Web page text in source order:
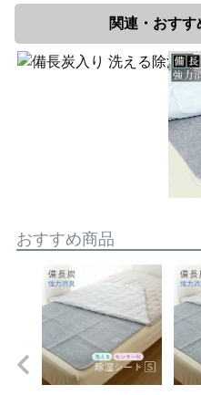
関連・おすす
おすすめ商品